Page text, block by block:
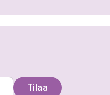
Tilaa